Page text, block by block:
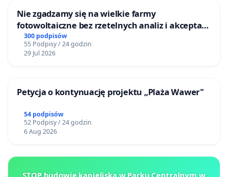
Nie zgadzamy się na wielkie farmy
fotowoltaiczne bez rzetelnych analiz i akceptacji
mieszkańców
300 podpisów
55 Podpisy / 24 godzin
29 Jul 2026
Petycja o kontynuację projektu „Plaża Wawer"
54 podpisów
52 Podpisy / 24 godzin
6 Aug 2026